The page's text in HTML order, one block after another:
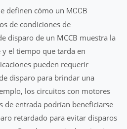
definen cómo un MCCB
de condiciones de
disparo de un MCCB muestra la
el tiempo que tarda en
pueden requerir
disparo para brindar una
los circuitos con motores
de entrada podrían beneficiarse
retardado para evitar disparos